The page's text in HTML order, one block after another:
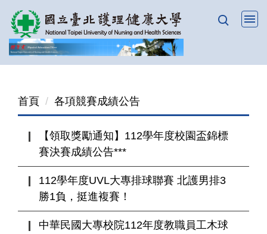
跳
到
主
要
首頁 各項競賽成績公告
【領取獎勵通知】112學年度校園盃錦標
賽決賽成績公告***
112學年度UVL大專排球聯賽 北護男排3
勝1負，挺進複賽！
中華民國大專校院112年度教職員工木球